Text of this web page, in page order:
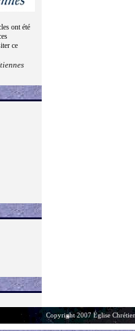
ont été
ce
Copyright 2007 Église